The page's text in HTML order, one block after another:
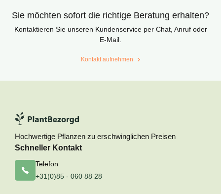
Sie möchten sofort die richtige Beratung erhalten?
Kontaktieren Sie unseren Kundenservice per Chat, Anruf oder
E-Mail.
Kontakt aufnehmen
Hochwertige Pflanzen zu erschwinglichen Preisen
Schneller Kontakt
Telefon
+31(0)85 - 060 88 28